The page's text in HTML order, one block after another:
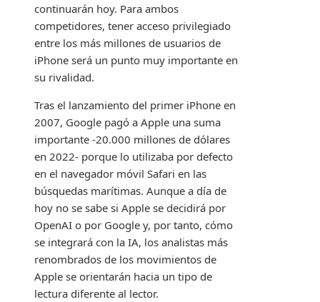
continuarán hoy. Para ambos
competidores, tener acceso privilegiado
entre los más millones de usuarios de
iPhone será un punto muy importante en
su rivalidad.
Tras el lanzamiento del primer iPhone en
2007, Google pagó a Apple una suma
importante -20.000 millones de dólares
en 2022- porque lo utilizaba por defecto
en el navegador móvil Safari en las
búsquedas marítimas. Aunque a día de
hoy no se sabe si Apple se decidirá por
OpenAI o por Google y, por tanto, cómo
se integrará con la IA, los analistas más
renombrados de los movimientos de
Apple se orientarán hacia un tipo de
lectura diferente al lector.